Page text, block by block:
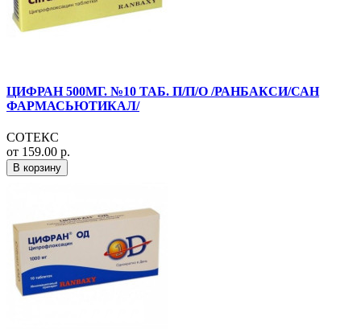
ЦИФРАН 500МГ. №10 ТАБ. П/П/О /РАНБАКСИ/САН
ФАРМАСЬЮТИКАЛ/
СОТЕКС
от 159.00 р.
В корзину